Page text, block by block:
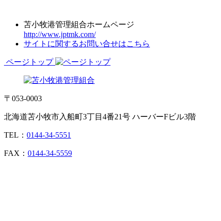
苫小牧港管理組合ホームページ
http://www.jptmk.com/
サイトに関するお問い合せはこちら
ページトップ
〒053-0003
北海道苫小牧市入船町3丁目4番21号 ハーバーFビル3階
TEL： 0144-34-5551
FAX： 0144-34-5559